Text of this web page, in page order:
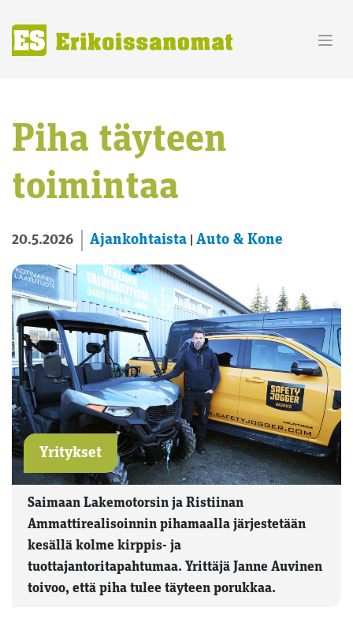
content
Piha täyteen
toimintaa
20.5.2026 Ajankohtaista Auto & Kone
Yritykset
Saimaan Lakemotorsin ja Ristiinan
Ammattirealisoinnin pihamaalla järjestetään
kesällä kolme kirppis- ja
tuottajantoritapahtumaa. Yrittäjä Janne Auvinen
toivoo, että piha tulee täyteen porukkaa.